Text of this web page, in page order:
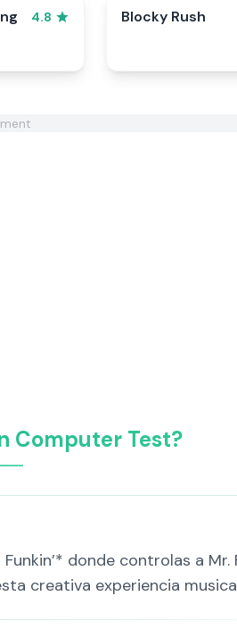
4.8 Blocky Rush
Computer Test?
donde controlas a
creativa experiencia